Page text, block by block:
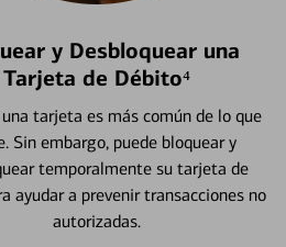
y Desbloquear una
Tarjeta de Débito⁴
tarjeta es más común de lo que
Sin embargo, puede bloquear y
temporalmente su tarjeta de
ayudar a prevenir transacciones no
autorizadas.